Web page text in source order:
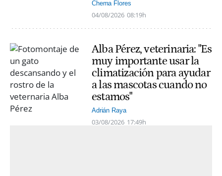
Chema Flores
04/08/2026 08:19h
Alba Pérez, veterinaria: "Es
muy importante usar la
climatización para ayudar
a las mascotas cuando no
estamos"
Adrián Raya
03/08/2026 17:49h